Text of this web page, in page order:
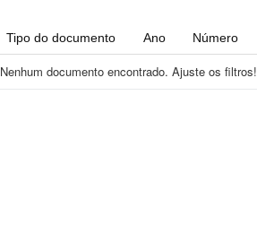
Tipo do documento Ano Número
Nenhum documento encontrado. Ajuste os filtros!